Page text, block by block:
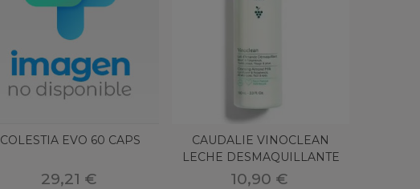
COLESTIA EVO 60 CAPS
29,21 €
CAUDALIE VINOCLEAN
LECHE DESMAQUILLANTE
100ML
10,90 €